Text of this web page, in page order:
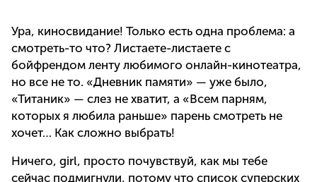
Ура, киносвидание! Только есть одна проблема: а
смотреть-то что? Листаете-листаете с
бойфрендом ленту любимого онлайн-кинотеатра,
но все не то. «Дневник памяти» — уже было,
«Титаник» — слез не хватит, а «Всем парням,
которых я любила раньше» парень смотреть не
хочет… Как сложно выбрать!
Ничего, girl, просто почувствуй, как мы тебе
сейчас подмигнули, потому что список суперских